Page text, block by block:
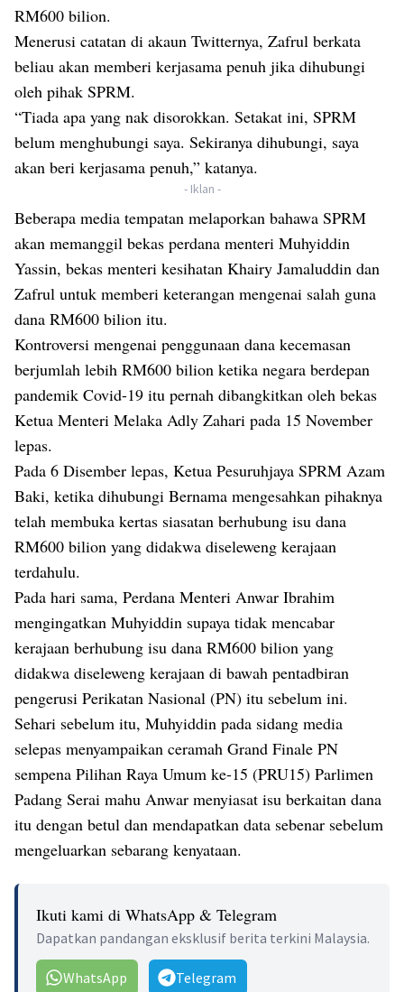
RM600 bilion.
Menerusi catatan di akaun Twitternya, Zafrul berkata
beliau akan memberi kerjasama penuh jika dihubungi
oleh pihak SPRM.
“Tiada apa yang nak disorokkan. Setakat ini, SPRM
belum menghubungi saya. Sekiranya dihubungi, saya
akan beri kerjasama penuh,” katanya.
- Iklan -
Beberapa media tempatan melaporkan bahawa SPRM
akan memanggil bekas perdana menteri Muhyiddin
Yassin, bekas menteri kesihatan Khairy Jamaluddin dan
Zafrul untuk memberi keterangan mengenai salah guna
dana RM600 bilion itu.
Kontroversi mengenai penggunaan dana kecemasan
berjumlah lebih RM600 bilion ketika negara berdepan
pandemik Covid-19 itu pernah dibangkitkan oleh bekas
Ketua Menteri Melaka Adly Zahari pada 15 November
lepas.
Pada 6 Disember lepas, Ketua Pesuruhjaya SPRM Azam
Baki, ketika dihubungi Bernama mengesahkan pihaknya
telah membuka kertas siasatan berhubung isu dana
RM600 bilion yang didakwa diseleweng kerajaan
terdahulu.
Pada hari sama, Perdana Menteri Anwar Ibrahim
mengingatkan Muhyiddin supaya tidak mencabar
kerajaan berhubung isu dana RM600 bilion yang
didakwa diseleweng kerajaan di bawah pentadbiran
pengerusi Perikatan Nasional (PN) itu sebelum ini.
Sehari sebelum itu, Muhyiddin pada sidang media
selepas menyampaikan ceramah Grand Finale PN
sempena Pilihan Raya Umum ke-15 (PRU15) Parlimen
Padang Serai mahu Anwar menyiasat isu berkaitan dana
itu dengan betul dan mendapatkan data sebenar sebelum
mengeluarkan sebarang kenyataan.
Ikuti kami di WhatsApp & Telegram
Dapatkan pandangan eksklusif berita terkini Malaysia.
WhatsApp Telegram